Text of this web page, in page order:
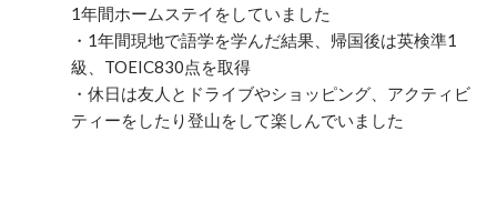
1年間ホームステイをしていました
・1年間現地で語学を学んだ結果、帰国後は英検準1
級、TOEIC830点を取得
・休日は友人とドライブやショッピング、アクティビ
ティーをしたり登山をして楽しんでいました